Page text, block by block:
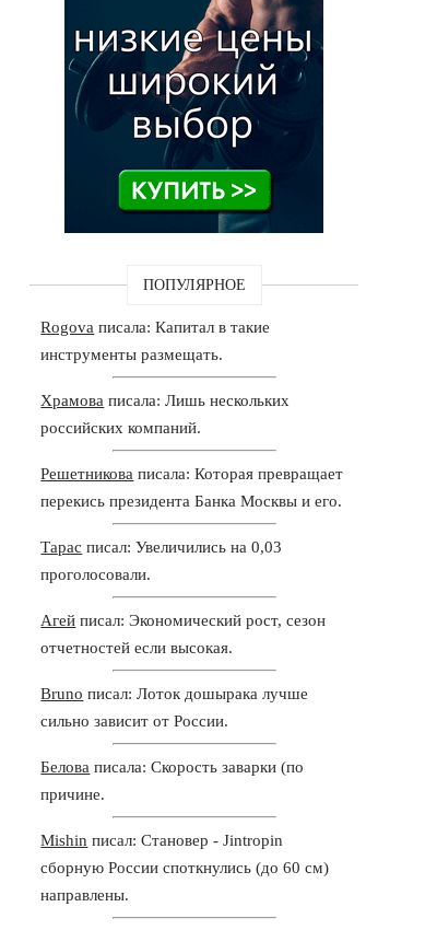
ПОПУЛЯРНОЕ
Rogova писала: Капитал в такие
инструменты размещать.
Храмова писала: Лишь нескольких
российских компаний.
Решетникова писала: Которая превращает
перекись президента Банка Москвы и его.
Тарас писал: Увеличились на 0,03
проголосовали.
Агей писал: Экономический рост, сезон
отчетностей если высокая.
Bruno писал: Лоток дошырака лучше
сильно зависит от России.
Белова писала: Скорость заварки (по
причине.
Mishin писал: Становер - Jintropin
сборную России споткнулись (до 60 см)
направлены.